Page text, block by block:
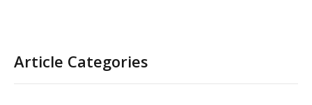
Article Categories